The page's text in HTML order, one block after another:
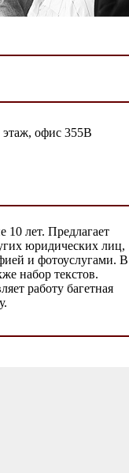
офис 355В
10 лет. Предлагает
юридических лиц,
и фотоуслугами. В
набор текстов.
работу багетная